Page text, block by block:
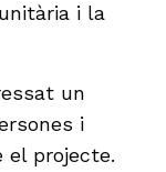
i la
un
i
el projecte.